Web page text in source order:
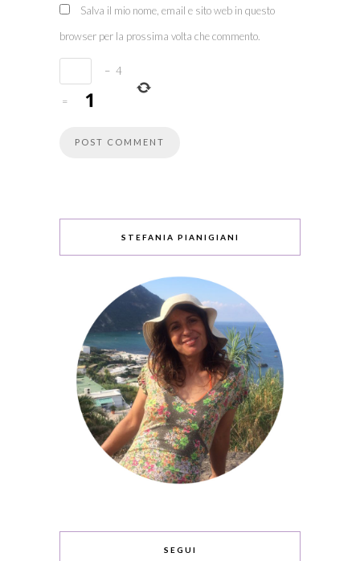
Salva il mio nome, email e sito web in questo
browser per la prossima volta che commento.
− 4
=
STEFANIA PIANIGIANI
SEGUI